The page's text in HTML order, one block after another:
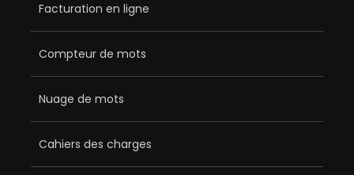
Facturation en ligne
Compteur de mots
Nuage de mots
Cahiers des charges